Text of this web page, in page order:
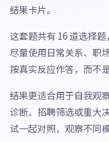
结果卡片。
这套题共有 16 道选择
尽量使用日常关系、职
按真实反应作答，而不
结果更适合用于自我观
诊断、招聘筛选或重大
试一起对照，观察不同